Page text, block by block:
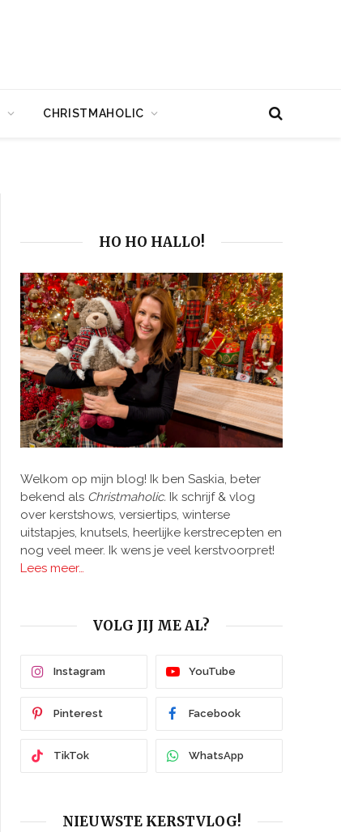
CHRISTMAHOLIC
HO HO HALLO!
Welkom op mijn blog! Ik ben Saskia, beter
bekend als Christmaholic. Ik schrijf & vlog
over kerstshows, versiertips, winterse
uitstapjes, knutsels, heerlijke kerstrecepten en
nog veel meer. Ik wens je veel kerstvoorpret!
Lees meer…
VOLG JIJ ME AL?
Instagram YouTube
Pinterest Facebook
TikTok WhatsApp
NIEUWSTE KERSTVLOG!